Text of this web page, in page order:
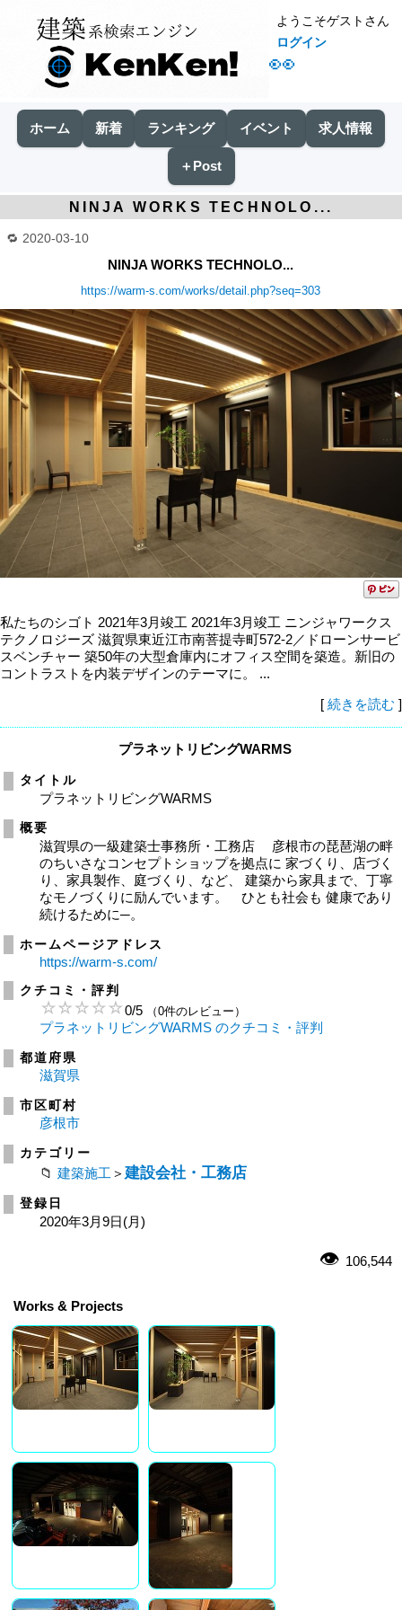
👀
ようこそゲストさん
ログイン
ホーム 新着 ランキング イベント 求人情報
＋Post
NINJA WORKS TECHNOLO...
2020-03-10
NINJA WORKS TECHNOLO...
https://warm-s.com/works/detail.php?seq=303
私たちのシゴト 2021年3月竣工 2021年3月竣工 ニンジャワークス
テクノロジーズ 滋賀県東近江市南菩提寺町572-2／ドローンサービ
スベンチャー 築50年の大型倉庫内にオフィス空間を築造。新旧の
コントラストを内装デザインのテーマに。 ...
[ 続きを読む ]
プラネットリビングWARMS
タイトル
プラネットリビングWARMS
概要
滋賀県の一級建築士事務所・工務店 彦根市の琵琶湖の畔
のちいさなコンセプトショップを拠点に 家づくり、店づく
り、家具製作、庭づくり、など、 建築から家具まで、丁寧
なモノづくりに励んでいます。 ひとも社会も 健康であり
続けるために─。
ホームページアドレス
https://warm-s.com/
クチコミ・評判
0/5 （0件のレビュー）
プラネットリビングWARMS のクチコミ・評判
都道府県
滋賀県
市区町村
彦根市
カテゴリー
建築施工 ＞ 建設会社・工務店
登録日
2020年3月9日(月)
106,544
Works & Projects